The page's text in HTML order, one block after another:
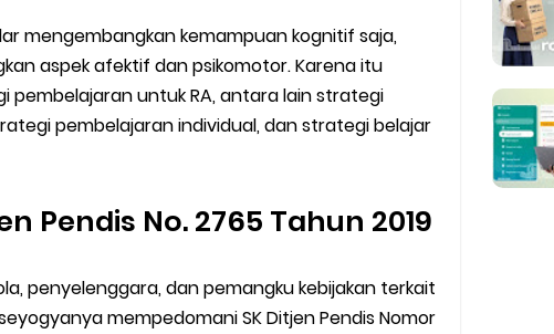
mengembangkan kemampuan kognitif saja,
aspek afektif dan psikomotor. Karena itu
pembelajaran untuk RA, antara lain strategi
pembelajaran individual, dan strategi belajar
Pendis No. 2765 Tahun 2019
penyelenggara, dan pemangku kebijakan terkait
mempedomani SK Ditjen Pendis Nomor